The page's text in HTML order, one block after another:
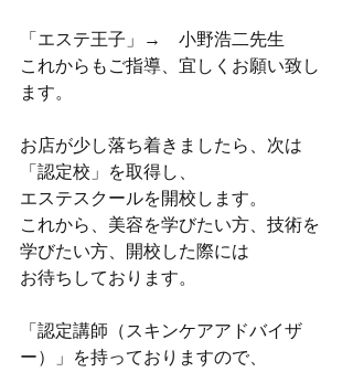
「エステ王子」→　小野浩二先生
これからもご指導、宜しくお願い致し
ます。
お店が少し落ち着きましたら、次は
「認定校」を取得し、
エステスクールを開校します。
これから、美容を学びたい方、技術を
学びたい方、開校した際には
お待ちしております。
「認定講師（スキンケアアドバイザ
ー）」を持っておりますので、